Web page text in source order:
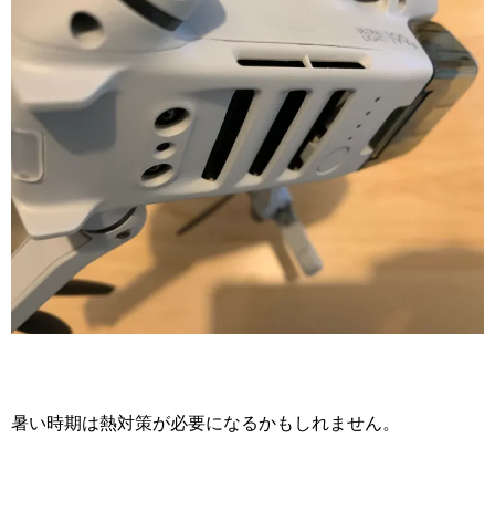
暑い時期は熱対策が必要になるかもしれません。